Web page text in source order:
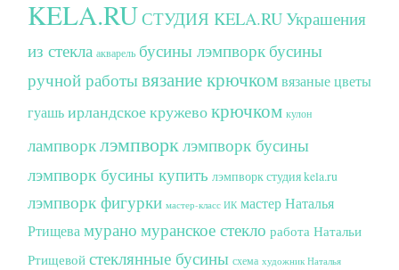
KELA.RUСТУДИЯ KELA.RUУкрашения
из стекла акварель бусины лэмпворк бусины
ручной работывязание крючкомвязаные цветы
гуашьирландское кружевокрючком кулон
лампворклэмпворклэмпворк бусины
лэмпворк бусины купить лэмпворк студия kela.ru
лэмпворк фигурки мастер-класс ИК мастер Наталья
Ртищевамурано муранское стекло работа Натальи
Ртищевой стеклянные бусины схема художник Наталья